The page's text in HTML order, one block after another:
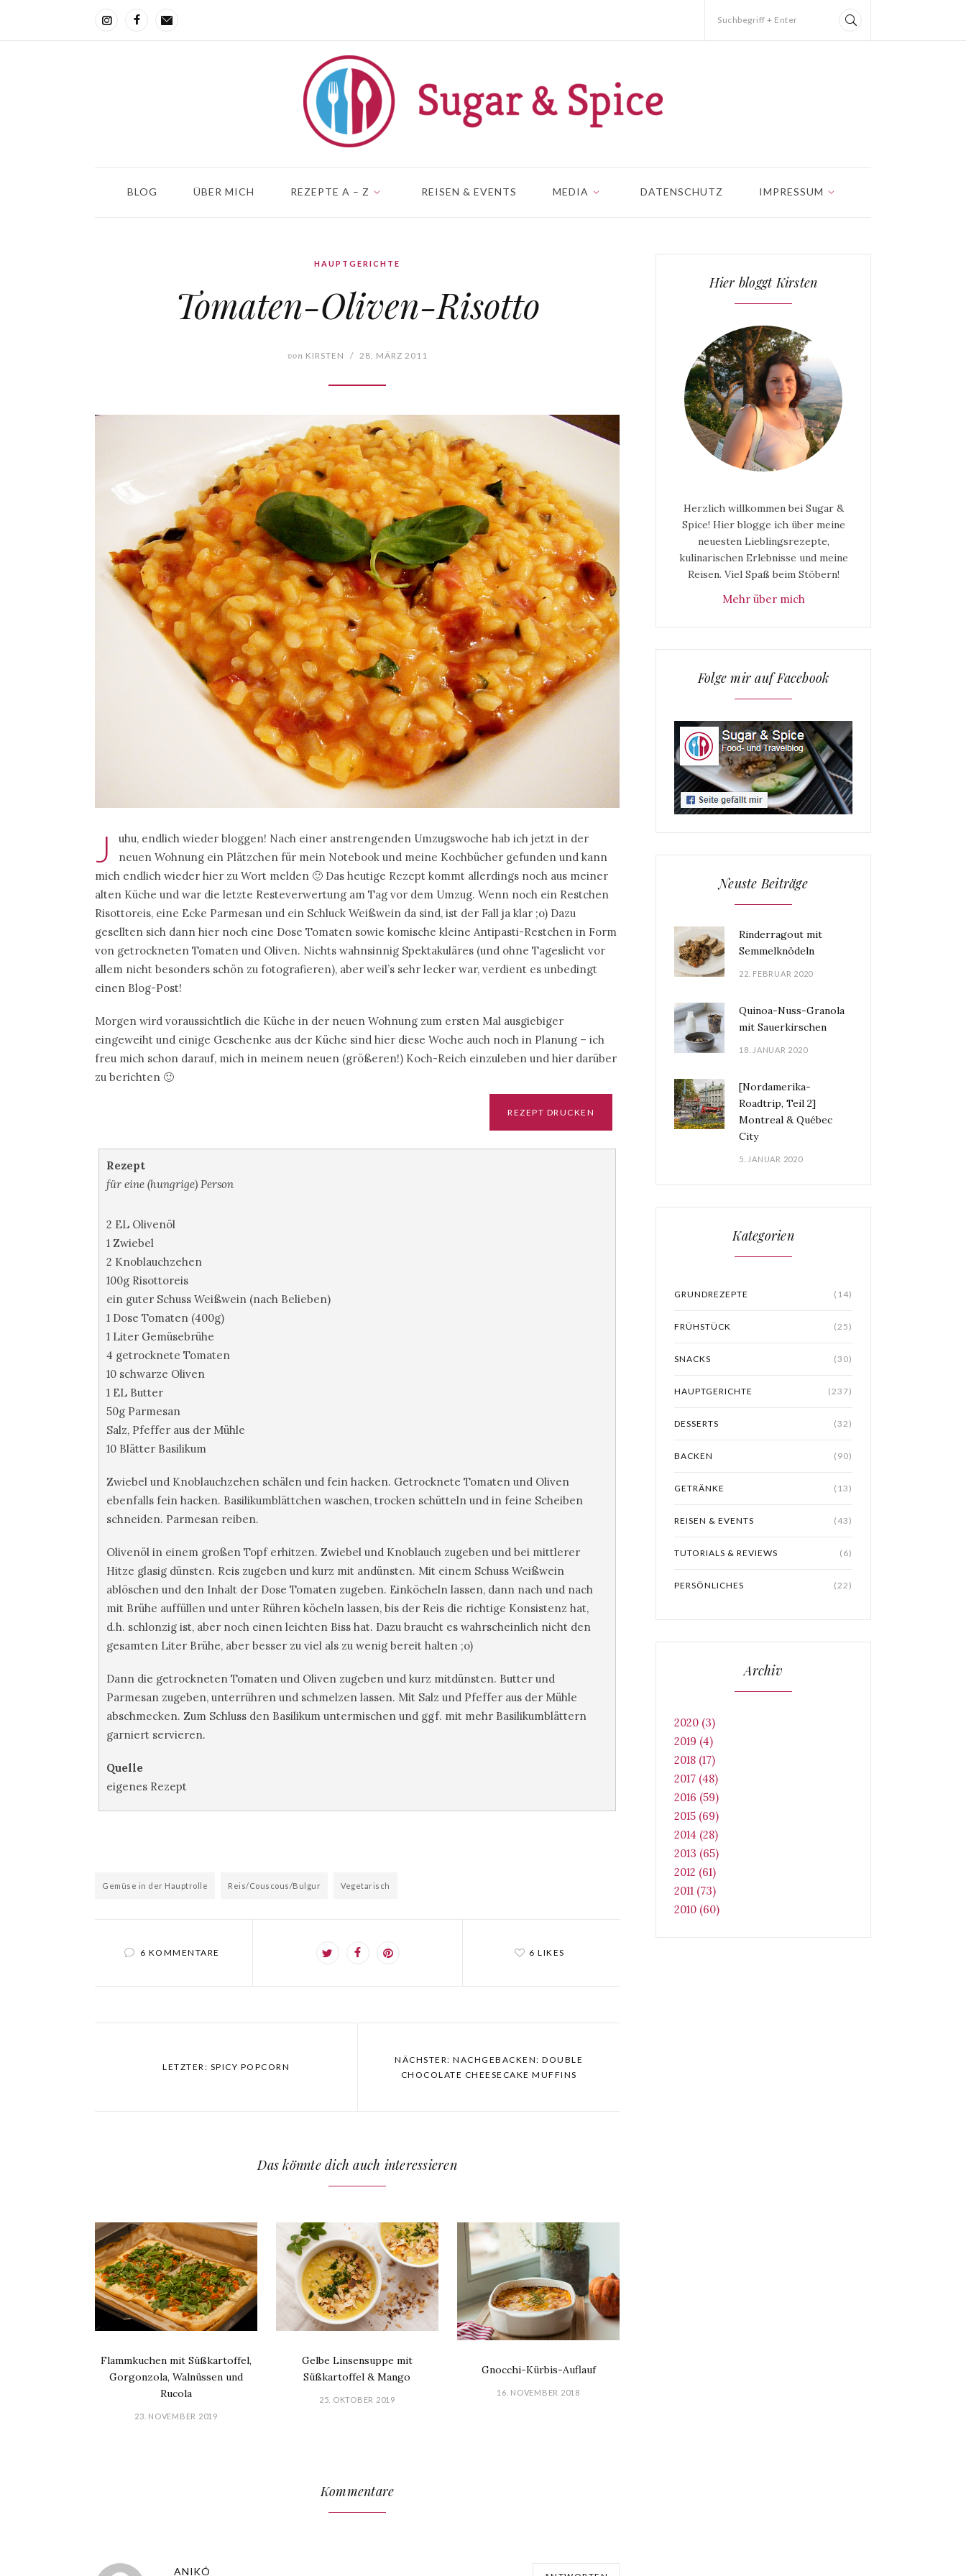
Suchbegriff + Enter
BLOG ÜBER MICH REZEPTE A – Z REISEN & EVENTS MEDIA DATENSCHUTZ IMPRESSUM
HAUPTGERICHTE
Tomaten-Oliven-Risotto
von KIRSTEN / 28. MÄRZ 2011
J
uhu, endlich wieder bloggen! Nach einer anstrengenden Umzugswoche hab ich jetzt in der
neuen Wohnung ein Plätzchen für mein Notebook und meine Kochbücher gefunden und kann
mich endlich wieder hier zu Wort melden 🙂 Das heutige Rezept kommt allerdings noch aus meiner
alten Küche und war die letzte Resteverwertung am Tag vor dem Umzug. Wenn noch ein Restchen
Risottoreis, eine Ecke Parmesan und ein Schluck Weißwein da sind, ist der Fall ja klar ;o) Dazu
gesellten sich dann hier noch eine Dose Tomaten sowie komische kleine Antipasti-Restchen in Form
von getrockneten Tomaten und Oliven. Nichts wahnsinnig Spektakuläres (und ohne Tageslicht vor
allem nicht besonders schön zu fotografieren), aber weil’s sehr lecker war, verdient es unbedingt
einen Blog-Post!
Morgen wird voraussichtlich die Küche in der neuen Wohnung zum ersten Mal ausgiebiger
eingeweiht und einige Geschenke aus der Küche sind hier diese Woche auch noch in Planung – ich
freu mich schon darauf, mich in meinem neuen (größeren!) Koch-Reich einzuleben und hier darüber
zu berichten 🙂
Rezept
für eine (hungrige) Person
2 EL Olivenöl
1 Zwiebel
2 Knoblauchzehen
100g Risottoreis
ein guter Schuss Weißwein (nach Belieben)
1 Dose Tomaten (400g)
1 Liter Gemüsebrühe
4 getrocknete Tomaten
10 schwarze Oliven
1 EL Butter
50g Parmesan
Salz, Pfeffer aus der Mühle
10 Blätter Basilikum
Zwiebel und Knoblauchzehen schälen und fein hacken. Getrocknete Tomaten und Oliven
ebenfalls fein hacken. Basilikumblättchen waschen, trocken schütteln und in feine Scheiben
schneiden. Parmesan reiben.
Olivenöl in einem großen Topf erhitzen. Zwiebel und Knoblauch zugeben und bei mittlerer
Hitze glasig dünsten. Reis zugeben und kurz mit andünsten. Mit einem Schuss Weißwein
ablöschen und den Inhalt der Dose Tomaten zugeben. Einköcheln lassen, dann nach und nach
mit Brühe auffüllen und unter Rühren köcheln lassen, bis der Reis die richtige Konsistenz hat,
d.h. schlonzig ist, aber noch einen leichten Biss hat. Dazu braucht es wahrscheinlich nicht den
gesamten Liter Brühe, aber besser zu viel als zu wenig bereit halten ;o)
Dann die getrockneten Tomaten und Oliven zugeben und kurz mitdünsten. Butter und
Parmesan zugeben, unterrühren und schmelzen lassen. Mit Salz und Pfeffer aus der Mühle
abschmecken. Zum Schluss den Basilikum untermischen und ggf. mit mehr Basilikumblättern
garniert servieren.
Quelle
eigenes Rezept
Gemüse in der Hauptrolle Reis/Couscous/Bulgur Vegetarisch
6 KOMMENTARE 6 LIKES
LETZTER: SPICY POPCORN
NÄCHSTER: NACHGEBACKEN: DOUBLE
CHOCOLATE CHEESECAKE MUFFINS
Das könnte dich auch interessieren
Flammkuchen mit Süßkartoffel,
Gorgonzola, Walnüssen und
Rucola
23. NOVEMBER 2019
Gelbe Linsensuppe mit
Süßkartoffel & Mango
25. OKTOBER 2019
Gnocchi-Kürbis-Auflauf
16. NOVEMBER 2018
Kommentare
ANIKÓ
Hier bloggt Kirsten
Herzlich willkommen bei Sugar &
Spice! Hier blogge ich über meine
neuesten Lieblingsrezepte,
kulinarischen Erlebnisse und meine
Reisen. Viel Spaß beim Stöbern!
Mehr über mich
Folge mir auf Facebook
Neuste Beiträge
Rinderragout mit
Semmelknödeln
22. FEBRUAR 2020
Quinoa-Nuss-Granola
mit Sauerkirschen
18. JANUAR 2020
[Nordamerika-
Roadtrip, Teil 2]
Montreal & Québec
City
5. JANUAR 2020
Kategorien
GRUNDREZEPTE (14)
FRÜHSTÜCK (25)
SNACKS (30)
HAUPTGERICHTE (237)
DESSERTS (32)
BACKEN (90)
GETRÄNKE (13)
REISEN & EVENTS (43)
TUTORIALS & REVIEWS (6)
PERSÖNLICHES (22)
Archiv
2020 (3)
2019 (4)
2018 (17)
2017 (48)
2016 (59)
2015 (69)
2014 (28)
2013 (65)
2012 (61)
2011 (73)
2010 (60)